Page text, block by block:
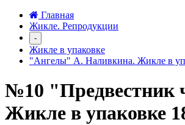
Главная
Жикле. Репродукции
-
Жикле в упаковке
"Ангелы" А. Наливкина. Жикле в
№10 "Предвестник
Жикле в упаковке